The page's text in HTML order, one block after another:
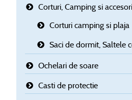
Corturi, Camping si
Corturi camping si plaja
Saci de dormit, Saltele
Ochelari de soare
Casti de protectie